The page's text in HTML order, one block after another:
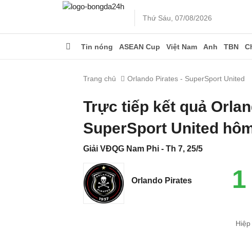
Thứ Sáu, 07/08/2026
Tin nóng ASEAN Cup Việt Nam Anh TBN
Trang chủ Orlando Pirates - SuperSport United
Trực tiếp kết quả
SuperSport United
Giải VĐQG Nam Phi - Th 7, 25/5
Orlando Pirates